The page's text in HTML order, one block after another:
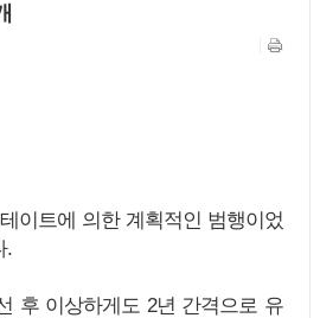
이트에 의한 계획적인 범행이었
.
후 이상하게도 2년 간격으로 유